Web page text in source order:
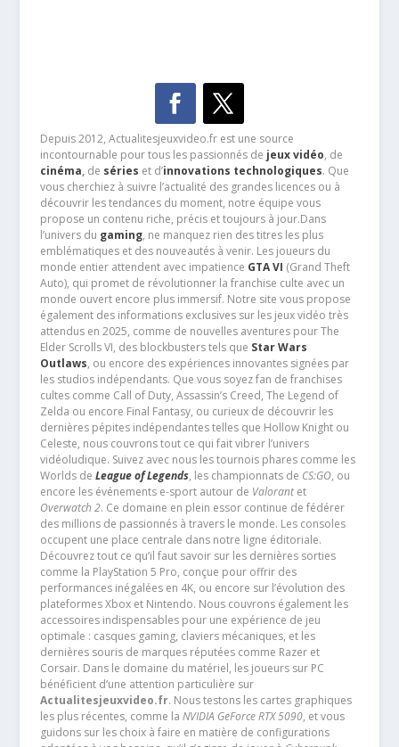
Depuis 2012, Actualitesjeuxvideo.fr est une source
incontournable pour tous les passionnés de jeux vidéo, de
cinéma,de séries et d’innovations technologiques. Que
vous cherchiez à suivre l’actualité des grandes licences ou à
découvrir les tendances du moment, notre équipe vous
propose un contenu riche, précis et toujours à jour.Dans
l’univers du gaming, ne manquez rien des titres les plus
emblématiques et des nouveautés à venir. Les joueurs du
monde entier attendent avec impatience GTA VI (Grand Theft
Auto), qui promet de révolutionner la franchise culte avec un
monde ouvert encore plus immersif. Notre site vous propose
également des informations exclusives sur les jeux vidéo très
attendus en 2025, comme de nouvelles aventures pour The
Elder Scrolls VI, des blockbusters tels que Star Wars
Outlaws, ou encore des expériences innovantes signées par
les studios indépendants. Que vous soyez fan de franchises
cultes comme Call of Duty, Assassin’s Creed, The Legend of
Zelda ou encore Final Fantasy, ou curieux de découvrir les
dernières pépites indépendantes telles que Hollow Knight ou
Celeste, nous couvrons tout ce qui fait vibrer l’univers
vidéoludique. Suivez avec nous les tournois phares comme les
Worlds de League of Legends, les championnats de CS:GO, ou
encore les événements e-sport autour de Valorantet
Overwatch 2. Ce domaine en plein essor continue de fédérer
des millions de passionnés à travers le monde. Les consoles
occupent une place centrale dans notre ligne éditoriale.
Découvrez tout ce qu’il faut savoir sur les dernières sorties
comme la PlayStation 5 Pro, conçue pour offrir des
performances inégalées en 4K, ou encore sur l’évolution des
plateformes Xbox et Nintendo. Nous couvrons également les
accessoires indispensables pour une expérience de jeu
optimale : casques gaming, claviers mécaniques, et les
dernières souris de marques réputées comme Razer et
Corsair. Dans le domaine du matériel, les joueurs sur PC
bénéficient d’une attention particulière sur
Actualitesjeuxvideo.fr. Nous testons les cartes graphiques
les plus récentes, comme la NVIDIA GeForce RTX 5090, et vous
guidons sur les choix à faire en matière de configurations